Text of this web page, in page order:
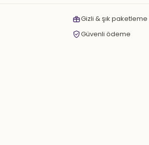
Gizli & şık paketleme
Güvenli ödeme